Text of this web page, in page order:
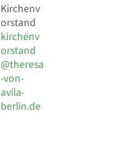
Kirchenv
orstand
kirchenv
orstand
@theresa
-von-
avila-
berlin.de